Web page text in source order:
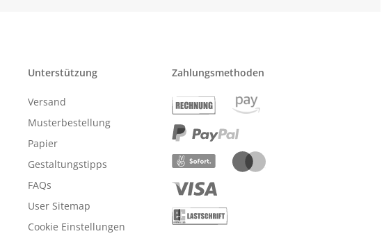
Unterstützung
Versand
Musterbestellung
Papier
Gestaltungstipps
FAQs
User Sitemap
Cookie Einstellungen
Zahlungsmethoden